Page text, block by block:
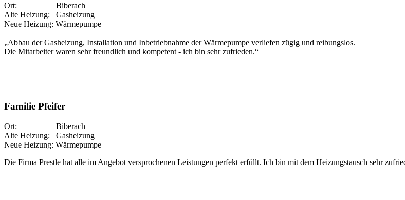
Ort: Biberach
Alte Heizung: Gasheizung
Neue Heizung: Wärmepumpe
„Abbau der Gasheizung, Installation und Inbetriebnahme der Wärmepumpe verliefen zügig und reibungslos.
Die Mitarbeiter waren sehr freundlich und kompetent - ich bin sehr zufrieden.“
Familie Pfeifer
Ort: Biberach
Alte Heizung: Gasheizung
Neue Heizung: Wärmepumpe
Die Firma Prestle hat alle im Angebot versprochenen Leistungen perfekt erfüllt. Ich bin mit dem Heizungstausch sehr